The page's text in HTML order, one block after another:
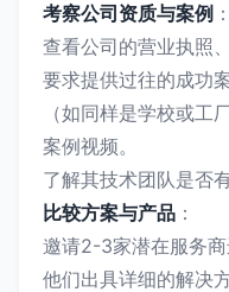
考察公司资质与案例 ：
查看公司的营业执照
要求提供过往的成功
（如同样是学校或工
案例视频。
了解其技术团队是否
比较方案与产品 ：
邀请2-3家潜在服务
他们出具详细的解决